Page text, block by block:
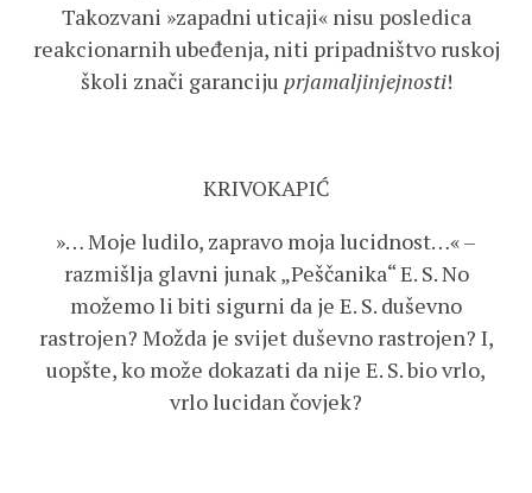
Takozvani »zapadni uticaji« nisu posledica
reakcionarnih ubeđenja, niti pripadništvo ruskoj
školi znači garanciju prjamaljinjejnosti!
KRIVOKAPIĆ
»… Moje ludilo, zapravo moja lucidnost…« –
razmišlja glavni junak „Peščanika“ E. S. No
možemo li biti sigurni da je E. S. duševno
rastrojen? Možda je svijet duševno rastrojen? I,
uopšte, ko može dokazati da nije E. S. bio vrlo,
vrlo lucidan čovjek?